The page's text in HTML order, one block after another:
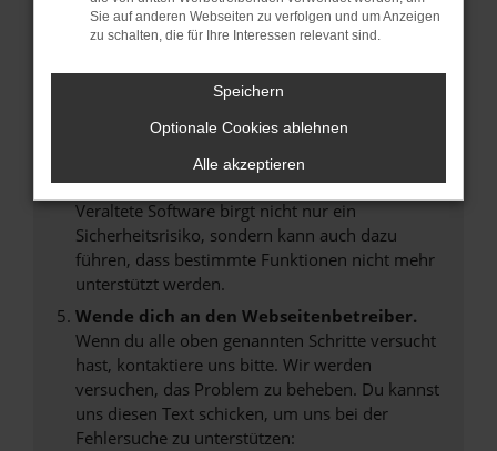
Fenster?
Das kann manchmal helfen, vorübergehende
Probleme zu beheben.
Stelle sicher, dass dein Browser und dein
Betriebssystem auf dem neuesten Stand
sind.
Veraltete Software birgt nicht nur ein
Sicherheitsrisiko, sondern kann auch dazu
führen, dass bestimmte Funktionen nicht mehr
unterstützt werden.
Wende dich an den Webseitenbetreiber.
Wenn du alle oben genannten Schritte versucht
hast, kontaktiere uns bitte. Wir werden
versuchen, das Problem zu beheben. Du kannst
uns diesen Text schicken, um uns bei der
Fehlersuche zu unterstützen:
Sie auf anderen Webseiten zu verfolgen und um Anzeigen
zu schalten, die für Ihre Interessen relevant sind.
Speichern
Optionale Cookies ablehnen
Alle akzeptieren